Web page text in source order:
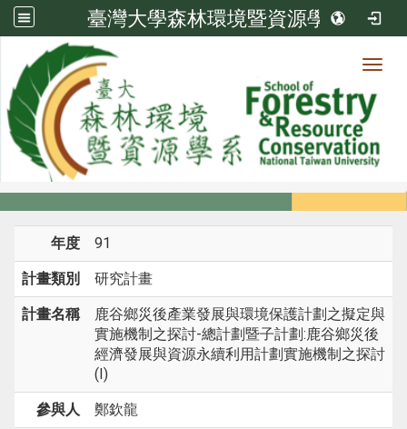
臺灣大學森林環境暨資源學系
系所成員
系所成員
年度 91
計畫類別 研究計畫
計畫名稱
鹿谷鄉災後產業發展與環境保護計劃之擬定與
實施機制之探討-總計劃暨子計劃:鹿谷鄉災後
經濟發展與資源永續利用計劃實施機制之探討
(I)
參與人 鄭欽龍